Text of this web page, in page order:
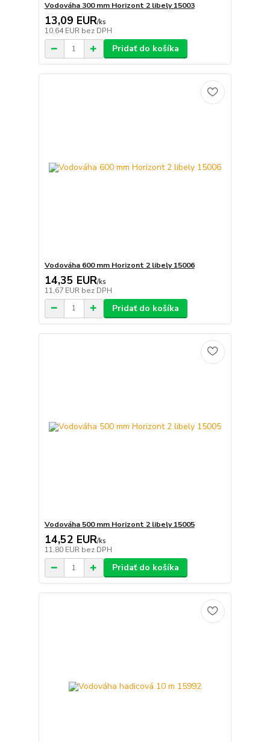
Vodováha 300 mm Horizont 2 libely 15003
13,09 EUR/ks
10,64 EUR bez DPH
Pridať do košíka
Vodováha 600 mm Horizont 2 libely 15006
14,35 EUR/ks
11,67 EUR bez DPH
Pridať do košíka
Vodováha 500 mm Horizont 2 libely 15005
14,52 EUR/ks
11,80 EUR bez DPH
Pridať do košíka